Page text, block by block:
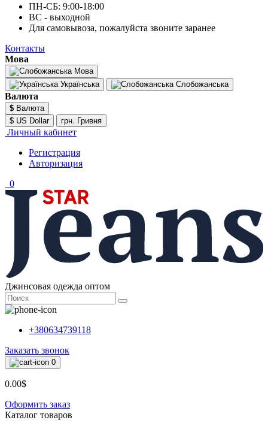
ПН-СБ: 9:00-18:00
ВС - выходной
Для самовывоза, пожалуйста звоните заранее
Контакты
Мова
Мова
Українська
Слобожанська
Валюта
$ Валюта
$ US Dollar
грн. Гривня
Личный кабинет
Регистрация
Авторизация
0
Джинсовая одежда оптом
+380634739118
Заказать звонок
0
0.00$
Оформить заказ
Каталог товаров